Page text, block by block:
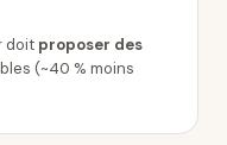
doit proposer des
(~40 % moins